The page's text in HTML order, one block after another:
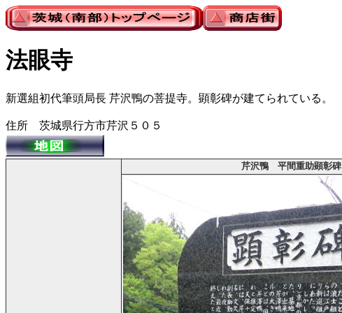
法眼寺
新選組初代筆頭局長 芹沢鴨の菩提寺。顕彰碑が建てられている。
住所 茨城県行方市芹沢５０５
芹沢鴨 平間重助顕彰碑